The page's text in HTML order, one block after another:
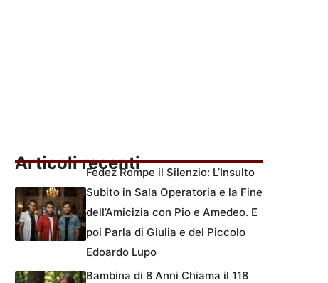
Articoli recentiFedez Rompe il Silenzio: L’Insulto
Subito in Sala Operatoria e la Fine
dell’Amicizia con Pio e Amedeo. E
poi Parla di Giulia e del Piccolo
Edoardo Lupo
Bambina di 8 Anni Chiama il 118